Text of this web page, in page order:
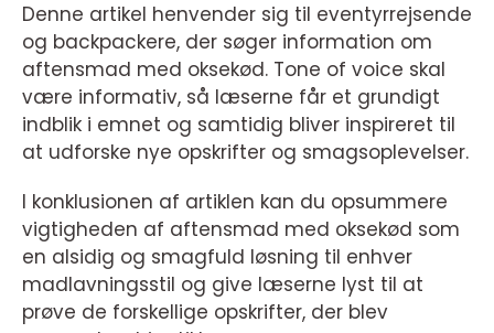
Denne artikel henvender sig til eventyrrejsende
og backpackere, der søger information om
aftensmad med oksekød. Tone of voice skal
være informativ, så læserne får et grundigt
indblik i emnet og samtidig bliver inspireret til
at udforske nye opskrifter og smagsoplevelser.
I konklusionen af artiklen kan du opsummere
vigtigheden af aftensmad med oksekød som
en alsidig og smagfuld løsning til enhver
madlavningsstil og give læserne lyst til at
prøve de forskellige opskrifter, der blev